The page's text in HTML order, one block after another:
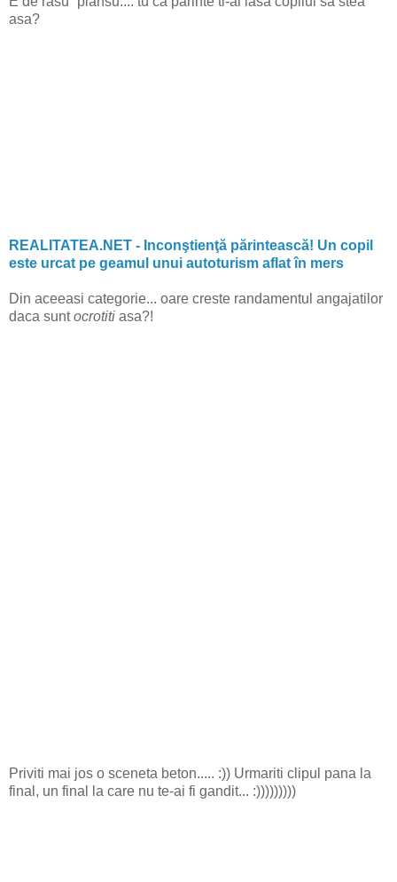
asa?
REALITATEA.NET - Inconştienţă părintească! Un copil
este urcat pe geamul unui autoturism aflat în mers
Din aceeasi categorie... oare creste randamentul angajatilor
daca suntocrotiti asa?!
Priviti mai jos o sceneta beton..... :)) Urmariti clipul pana la
final, un final la care nu te-ai fi gandit... :)))))))))